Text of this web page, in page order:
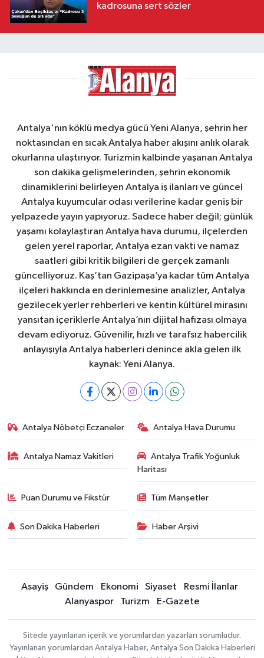
kadrosuna sert sözler
Antalya'nın köklü medya gücü Yeni Alanya, şehrin her
noktasından en sıcak Antalya haber akışını anlık olarak
okurlarına ulaştırıyor. Turizmin kalbinde yaşanan Antalya
son dakika gelişmelerinden, şehrin ekonomik
dinamiklerini belirleyen Antalya iş ilanları ve güncel
Antalya kuyumcular odası verilerine kadar geniş bir
yelpazede yayın yapıyoruz. Sadece haber değil; günlük
yaşamı kolaylaştıran Antalya hava durumu, ilçelerden
gelen yerel raporlar, Antalya ezan vakti ve namaz
saatleri gibi kritik bilgileri de gerçek zamanlı
güncelliyoruz. Kaş’tan Gazipaşa’ya kadar tüm Antalya
ilçeleri hakkında en derinlemesine analizler, Antalya
gezilecek yerler rehberleri ve kentin kültürel mirasını
yansıtan içeriklerle Antalya’nın dijital hafızası olmaya
devam ediyoruz. Güvenilir, hızlı ve tarafsız habercilik
anlayışıyla Antalya haberleri denince akla gelen ilk
kaynak: Yeni Alanya.
Antalya Nöbetçi Eczaneler Antalya Hava Durumu
Antalya Namaz Vakitleri
Antalya Trafik Yoğunluk
Haritası
Puan Durumu ve Fikstür Tüm Manşetler
Son Dakika Haberleri Haber Arşivi
Asayiş Gündem Ekonomi Siyaset
Resmi İlanlar
Alanyaspor
Turizm E-Gazete
Sitede yayınlanan içerik ve yorumlardan yazarları sorumludur.
Yayınlanan yorumlardan Antalya Haber, Antalya Son Dakika Haberleri